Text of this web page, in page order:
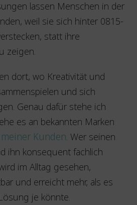
lassen Menschen in der
weil sie sich hinter 0815-
statt ihre
zeigen.
dort, wo Kreativität und
und sich
Genau dafür stehe ich
es an bekannten Marken
Kunden. Wer seinen
ihn konsequent fachlich
im Alltag gesehen,
und erreicht mehr, als es
je könnte.